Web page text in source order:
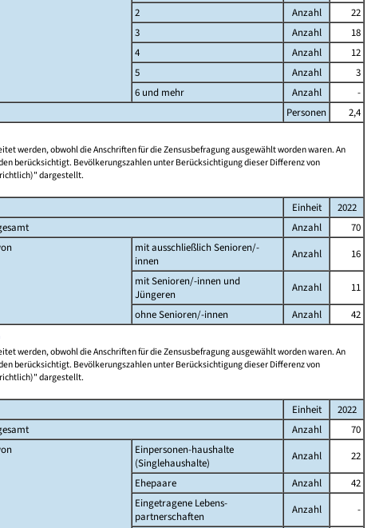
2
Anzahl
22
3
Anzahl
18
4
Anzahl
12
5
Anzahl
3
6 und mehr
Anzahl
-
Personen
2,4
werden, obwohl die Anschriften für die Zensusbefragung ausgewählt worden waren. An
berücksichtigt. Bevölkerungszahlen unter Berücksichtigung dieser Differenz von
dargestellt.
Einheit
2022
Anzahl
70
mit ausschließlich Senioren/-
innen
Anzahl
16
mit Senioren/-innen und
Jüngeren
Anzahl
11
ohne Senioren/-innen
Anzahl
42
werden, obwohl die Anschriften für die Zensusbefragung ausgewählt worden waren. An
berücksichtigt. Bevölkerungszahlen unter Berücksichtigung dieser Differenz von
dargestellt.
Einheit
2022
Anzahl
70
Einpersonen-haushalte
(Singlehaushalte)
Anzahl
22
Ehepaare
Anzahl
42
Eingetragene Lebens-
partnerschaften
Anzahl
-